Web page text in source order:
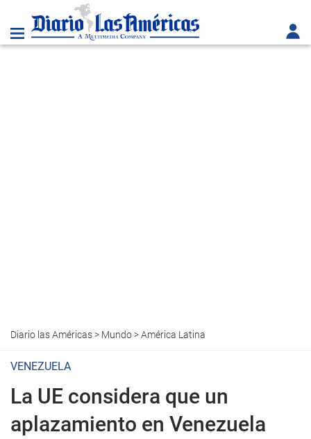
Diario las Américas> Mundo>América Latina
VENEZUELA
La UE considera que un
aplazamiento en Venezuela